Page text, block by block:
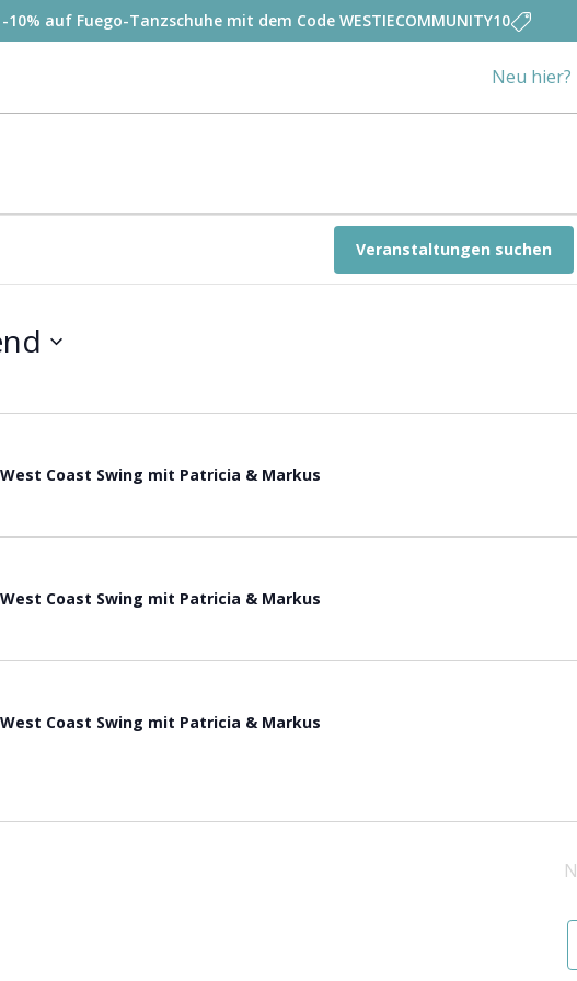
-10% auf Fuego-Tanzschuhe mit dem Code WESTIECOMMUNITY10
Neu hier?
Veranstaltungen suchen
West Coast Swing mit Patricia & Markus
West Coast Swing mit Patricia & Markus
West Coast Swing mit Patricia & Markus